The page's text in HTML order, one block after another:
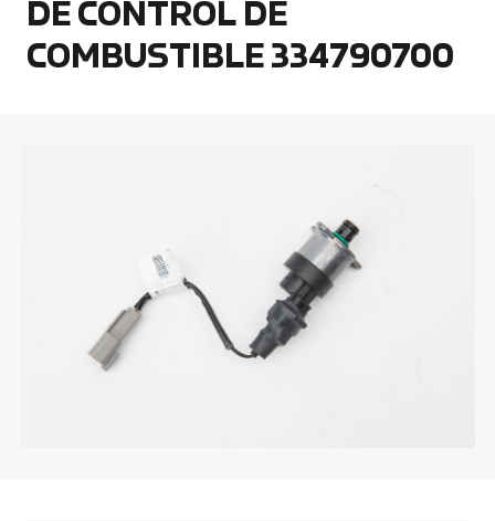
DE CONTROL DE
COMBUSTIBLE 334790700